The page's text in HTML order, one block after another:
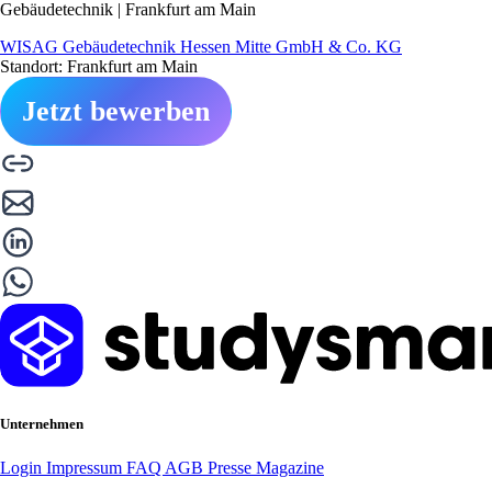
Gebäudetechnik | Frankfurt am Main
WISAG Gebäudetechnik Hessen Mitte GmbH & Co. KG
Standort: Frankfurt am Main
Jetzt bewerben
Unternehmen
Login Impressum FAQ AGB Presse Magazine